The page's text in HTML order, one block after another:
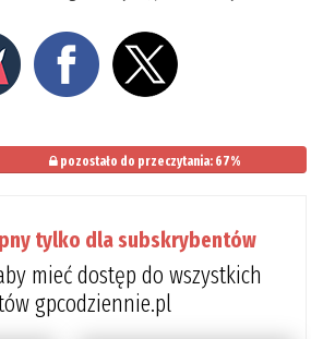
pozostało do przeczytania: 67%
tylko dla subskrybentów
mieć dostęp do wszystkich
gpcodziennie.pl